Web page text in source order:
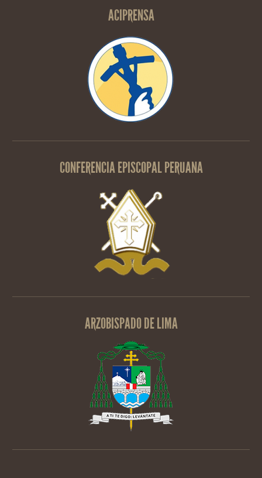
ACIPRENSA
CONFERENCIA EPISCOPAL PERUANA
ARZOBISPADO DE LIMA